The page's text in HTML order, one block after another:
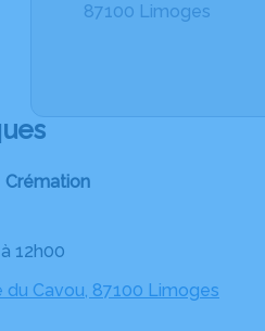
87100 Limoges
Crémation
à 12h00
du Cavou, 87100 Limoges